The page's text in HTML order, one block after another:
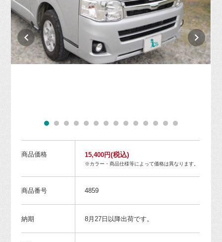
商品価格 15,400円(税込)
※カラー・商品仕様等によって価格は異なります。
商品番号 4859
納期 8月27日以降出荷です。